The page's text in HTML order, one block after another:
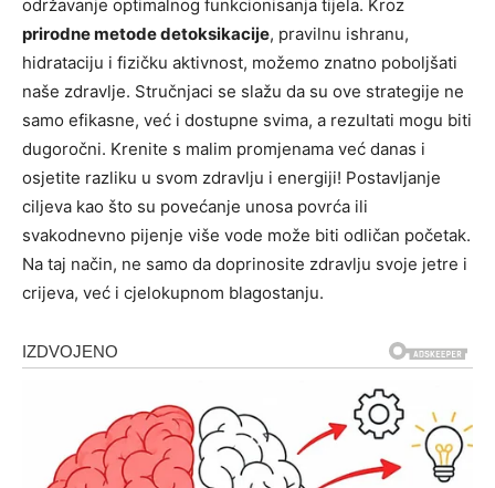
održavanje optimalnog funkcionisanja tijela. Kroz
prirodne metode detoksikacije, pravilnu ishranu,
hidrataciju i fizičku aktivnost, možemo znatno poboljšati
naše zdravlje. Stručnjaci se slažu da su ove strategije ne
samo efikasne, već i dostupne svima, a rezultati mogu biti
dugoročni. Krenite s malim promjenama već danas i
osjetite razliku u svom zdravlju i energiji! Postavljanje
ciljeva kao što su povećanje unosa povrća ili
svakodnevno pijenje više vode može biti odličan početak.
Na taj način, ne samo da doprinosite zdravlju svoje jetre i
crijeva, već i cjelokupnom blagostanju.